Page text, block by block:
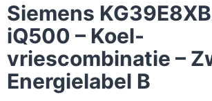
Siemens
iQ500 – Koel-
vriescombinatie –
Energielabel B